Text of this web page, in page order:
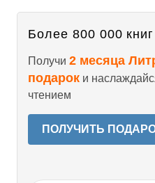
Более 800 000
Получи 2 месяца
подарок и
чтением
ПОЛУЧИТЬ